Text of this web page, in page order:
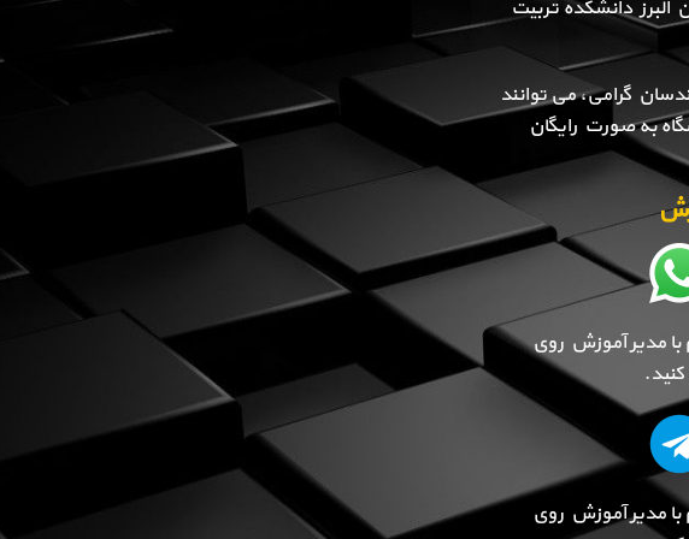
البرز دانشکده تربیت
گرامی، می توانند
به صورت رایگان
با مدیر آموزش روی
با مدیر آموزش روی